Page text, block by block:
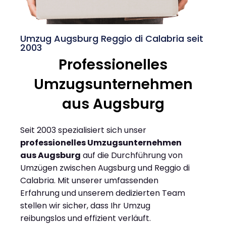
Umzug Augsburg Reggio di Calabria seit
2003
Professionelles
Umzugsunternehmen
aus Augsburg
Seit 2003 spezialisiert sich unser
professionelles Umzugsunternehmen
aus Augsburg auf die Durchführung von
Umzügen zwischen Augsburg und Reggio di
Calabria. Mit unserer umfassenden
Erfahrung und unserem dedizierten Team
stellen wir sicher, dass Ihr Umzug
reibungslos und effizient verläuft.